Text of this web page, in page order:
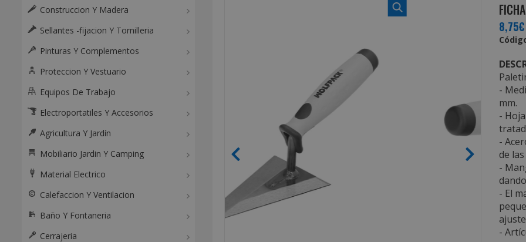
8,75€
-
mm.
-
-
de
-
- El
-
Construccion Y Madera
Sellantes -fijacion Y Tornilleria
Pinturas Y Complementos
Proteccion Y Vestuario
Equipos De Trabajo
Electroportatiles Y Accesorios
Agricultura Y Jardín
Mobiliario Jardin Y Camping
Material Electrico
Calefaccion Y Ventilacion
Baño Y Fontaneria
Cerrajeria